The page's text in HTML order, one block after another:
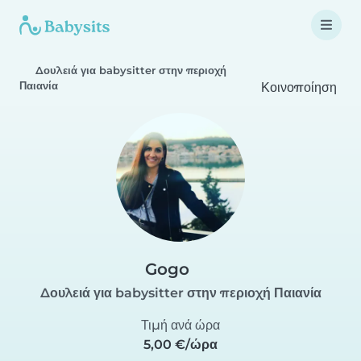
Δουλειά για babysitter στην περιοχή
Παιανία
Κοινοποίηση
Gogo
Δουλειά για babysitter στην περιοχή Παιανία
Τιμή ανά ώρα
5,00 €/ώρα